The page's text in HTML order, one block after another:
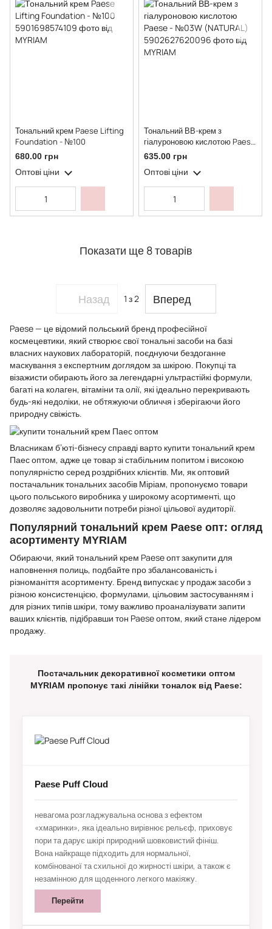
Тональний крем Paese Lifting
Foundation - №100
680.00 грн
Оптові ціни
Тональний ВВ-крем з
гіалуроновою кислотою Paese
- №03W (NATURAL)
635.00 грн
Оптові ціни
Показати ще 8 товарів
Назад 1 з 2 Вперед
Paese — це відомий польський бренд професійної
космецевтики, який створює свої тональні засоби на базі
власних наукових лабораторій, поєднуючи бездоганне
маскування з експертним доглядом за шкірою. Покупці та
візажисти обирають його за легендарні ультрастійкі формули,
багаті на колаген, вітаміни та олії, які ідеально перекривають
будь-які недоліки, не обтяжуючи обличчя і зберігаючи його
природну свіжість.
Власникам б’юті-бізнесу справді варто купити тональний крем
Паес оптом, адже це товар зі стабільним попитом і високою
популярністю серед роздрібних клієнтів. Ми, як оптовий
постачальник тональних засобів Міріам, пропонуємо товари
цього польського виробника у широкому асортименті, що
дозволяє задовольнити потреби різної цільової аудиторії.
Популярний тональний крем Paese опт: огляд
асортименту MYRIAM
Обираючи, який тональний крем Paese опт закупити для
наповнення полиць, подбайте про збалансованість і
різноманіття асортименту. Бренд випускає у продаж засоби з
різною консистенцією, формулами, цільовим застосуванням і
для різних типів шкіри, тому важливо проаналізувати запити
ваших клієнтів, підібравши тон Paese оптом, який стане лідером
продажу.
Постачальник декоративної косметики оптом
MYRIAM пропонує такі лінійки тоналок від Paese:
Paese Puff Cloud
невагома розгладжувальна основа з ефектом
«хмаринки», яка ідеально вирівнює рельєф, приховує
пори та дарує шкірі природний шовковистий фініш.
Вона найкраще підходить для нормальної,
комбінованої та схильної до жирності шкіри, а також є
незамінною для щоденного легкого макіяжу.
Перейти